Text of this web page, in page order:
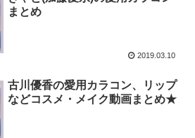
まとめ
2019.03.10
古川優香の愛用カラコン、リップ
などコスメ・メイク動画まとめ★